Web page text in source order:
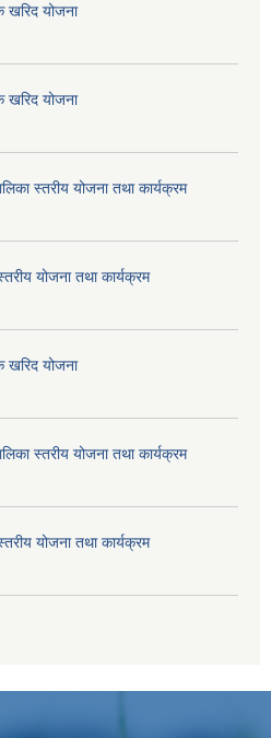
खरिद योजना
खरिद योजना
स्तरीय योजना तथा कार्यक्रम
योजना तथा कार्यक्रम
खरिद योजना
स्तरीय योजना तथा कार्यक्रम
योजना तथा कार्यक्रम